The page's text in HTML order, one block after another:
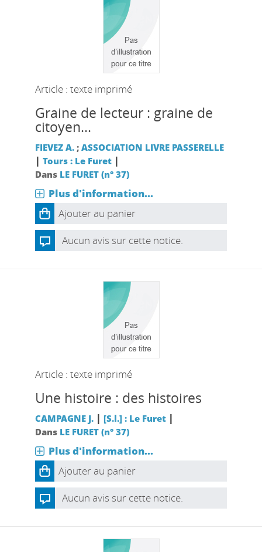
Article : texte imprimé
Graine de lecteur : graine de
citoyen...
FIEVEZ A.; ASSOCIATION LIVRE PASSERELLE
| Tours : Le Furet|
Dans LE FURET (n° 37)
Plus d'information...
Ajouter au panier
Aucun avis sur cette notice.
Article : texte imprimé
Une histoire : des histoires
CAMPAGNE J. | [S.l.] : Le Furet|
Dans LE FURET (n° 37)
Plus d'information...
Ajouter au panier
Aucun avis sur cette notice.